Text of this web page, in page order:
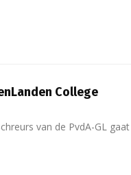
College
van de PvdA-GL gaat